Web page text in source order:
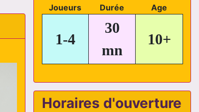
Joueurs Durée Age
1-4
30
mn
10+
Horaires d'ouverture